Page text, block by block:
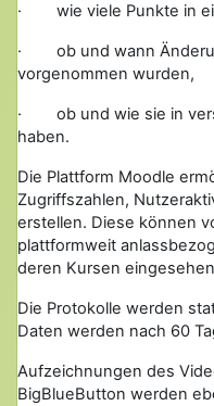
· wie viele Punkte in
· ob und wann
vorgenommen wurden,
· ob und wie sie in
haben.
Die Plattform Moodle
Zugriffszahlen,
erstellen. Diese können
plattformweit
deren Kursen
Die Protokolle werden
Daten werden nach 60
Aufzeichnungen des
BigBlueButton werden